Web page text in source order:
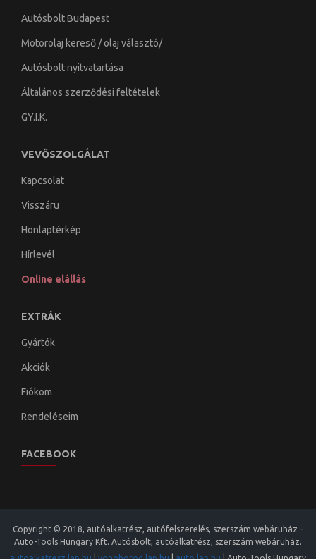
Autósbolt Budapest
Motorolaj kereső / olaj választó/
Autósbolt nyitvatartása
Általános szerződési feltételek
GY.I.K.
VEVŐSZOLGÁLAT
Kapcsolat
Visszáru
Honlaptérkép
Hírlevél
Online elállás
EXTRÁK
Gyártók
Akciók
Fiókom
Rendeléseim
FACEBOOK
Copyright © 2018, autóalkatrész, autófelszerelés, szerszám webáruház -
Auto-Tools Hungary Kft. Autósbolt, autóalkatrész, szerszám webáruház.